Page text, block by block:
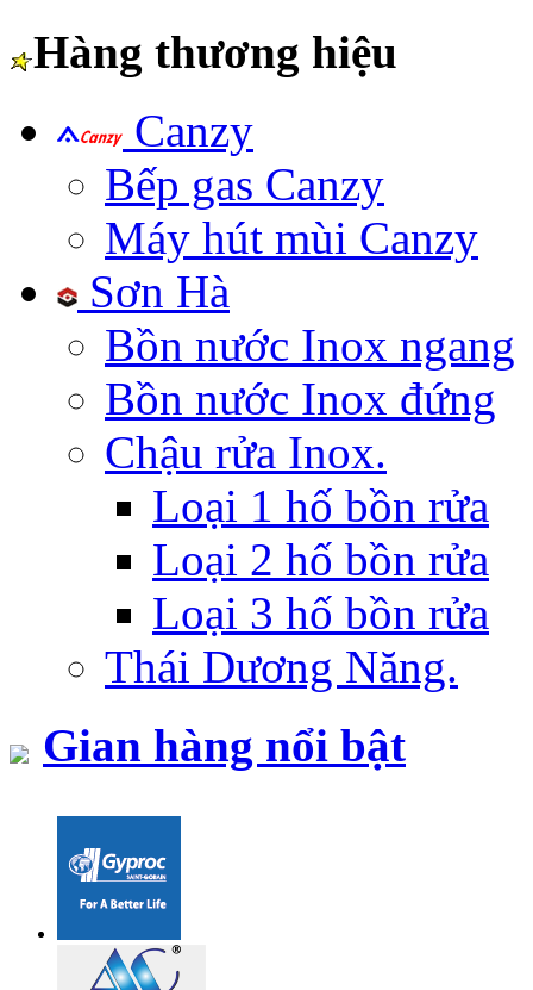
Hàng thương hiệu
Canzy
Bếp gas Canzy
Máy hút mùi Canzy
Sơn Hà
Bồn nước Inox ngang
Bồn nước Inox đứng
Chậu rửa Inox.
Loại 1 hố bồn rửa
Loại 2 hố bồn rửa
Loại 3 hố bồn rửa
Thái Dương Năng.
Gian hàng nổi bật